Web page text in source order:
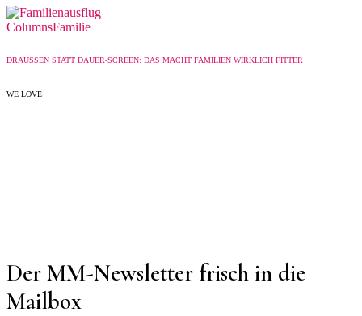
ColumnsFamilie
DRAUSSEN STATT DAUER-SCREEN: DAS MACHT FAMILIEN WIRKLICH FITTER
WE LOVE
Der MM-Newsletter frisch in die
Mailbox